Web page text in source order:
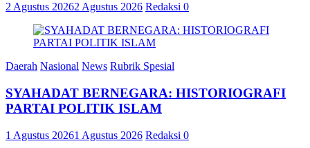
2 Agustus 20262 Agustus 2026 Redaksi 0
Daerah Nasional News Rubrik Spesial
SYAHADAT BERNEGARA: HISTORIOGRAFI
PARTAI POLITIK ISLAM
1 Agustus 20261 Agustus 2026 Redaksi 0